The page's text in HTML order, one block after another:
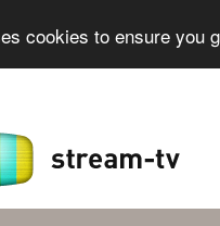
cookies to ensure you